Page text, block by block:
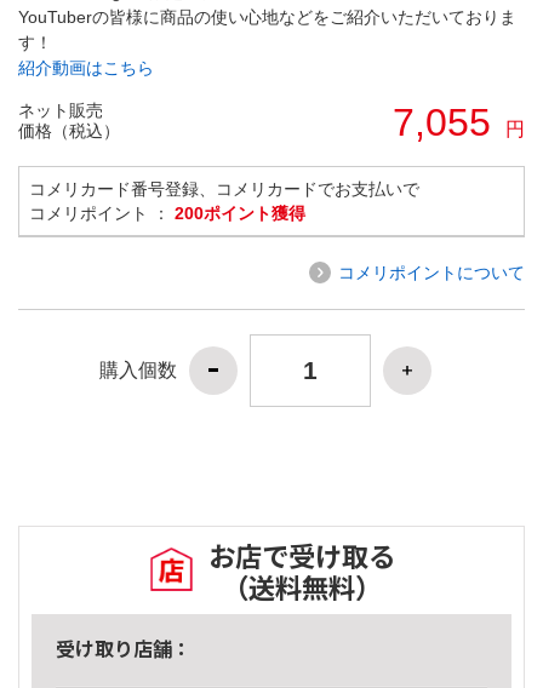
YouTuberの皆様に商品の使い心地などをご紹介いただいておりま
す！
紹介動画はこちら
ネット販売
価格（税込）
7,055 円
コメリカード番号登録、コメリカードでお支払いで
コメリポイント ： 200ポイント獲得
コメリポイントについて
購入個数
お店で受け取る
（送料無料）
受け取り店舗：